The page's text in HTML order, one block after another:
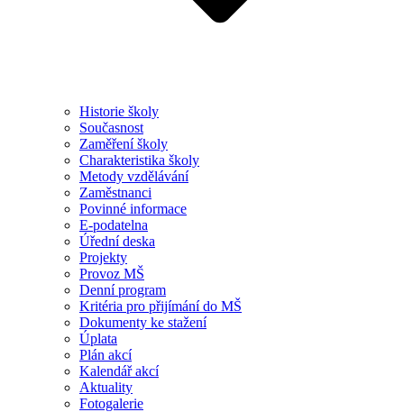
Historie školy
Současnost
Zaměření školy
Charakteristika školy
Metody vzdělávání
Zaměstnanci
Povinné informace
E-podatelna
Úřední deska
Projekty
Provoz MŠ
Denní program
Kritéria pro přijímání do MŠ
Dokumenty ke stažení
Úplata
Plán akcí
Kalendář akcí
Aktuality
Fotogalerie